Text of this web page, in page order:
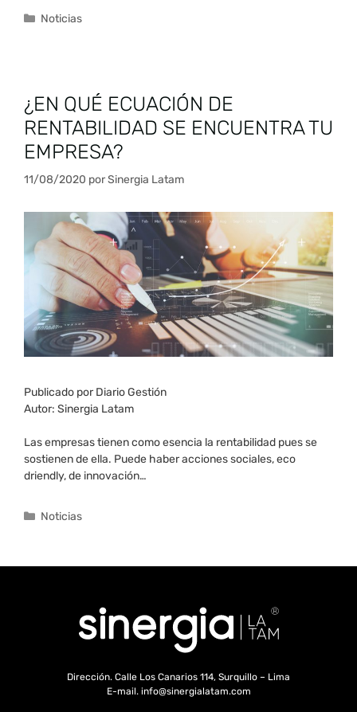
Noticias
¿EN QUÉ ECUACIÓN DE
RENTABILIDAD SE ENCUENTRA TU
EMPRESA?
11/08/2020 porSinergia Latam
Publicado por Diario Gestión
Autor: Sinergia Latam
Las empresas tienen como esencia la rentabilidad pues se
sostienen de ella. Puede haber acciones sociales, eco
driendly, de innovación…
Noticias
Dirección. Calle Los Canarios 114, Surquillo – Lima
E-mail. info@sinergialatam.com